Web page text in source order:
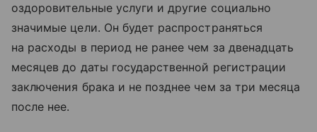
оздоровительные услуги и другие социально
значимые цели. Он будет распространяться
на расходы в период не ранее чем за двенадцать
месяцев до даты государственной регистрации
заключения брака и не позднее чем за три месяца
после нее.